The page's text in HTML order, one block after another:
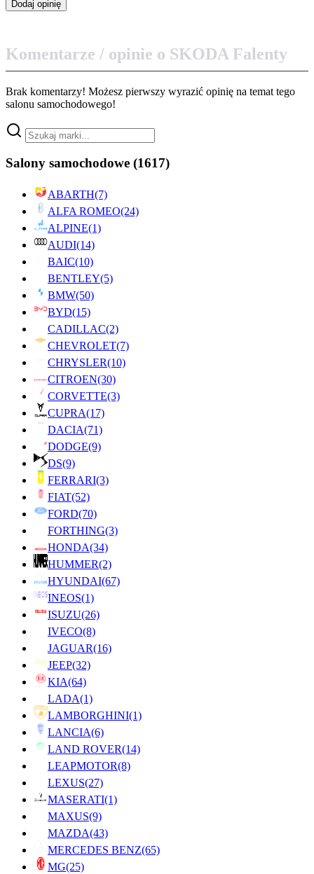
Komentarze / opinie o SKODA Falenty
Brak komentarzy! Możesz pierwszy wyrazić opinię na temat tego
salonu samochodowego!
Salony samochodowe (1617)
ABARTH(7)
ALFA ROMEO(24)
ALPINE(1)
AUDI(14)
BAIC(10)
BENTLEY(5)
BMW(50)
BYD(15)
CADILLAC(2)
CHEVROLET(7)
CHRYSLER(10)
CITROEN(30)
CORVETTE(3)
CUPRA(17)
DACIA(71)
DODGE(9)
DS(9)
FERRARI(3)
FIAT(52)
FORD(70)
FORTHING(3)
HONDA(34)
HUMMER(2)
HYUNDAI(67)
INEOS(1)
ISUZU(26)
IVECO(8)
JAGUAR(16)
JEEP(32)
KIA(64)
LADA(1)
LAMBORGHINI(1)
LANCIA(6)
LAND ROVER(14)
LEAPMOTOR(8)
LEXUS(27)
MASERATI(1)
MAXUS(9)
MAZDA(43)
MERCEDES BENZ(65)
MG(25)